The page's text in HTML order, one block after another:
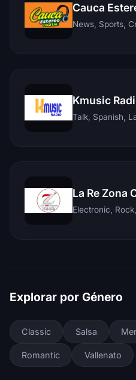
Cauca
News, Sports,
Kmusic
Talk, Spanish,
La Re Zona
Explorar por Género
Classic Salsa
Romantic Vallenato